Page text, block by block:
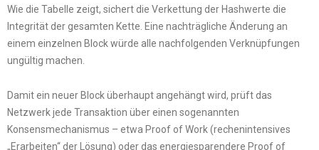
Wie die Tabelle zeigt, sichert die Verkettung der Hashwerte die
Integrität der gesamten Kette. Eine nachträgliche Änderung an
einem einzelnen Block würde alle nachfolgenden Verknüpfungen
ungültig machen.
Damit ein neuer Block überhaupt angehängt wird, prüft das
Netzwerk jede Transaktion über einen sogenannten
Konsensmechanismus – etwa Proof of Work (rechenintensives
„Erarbeiten“ der Lösung) oder das energiesparendere Proof of